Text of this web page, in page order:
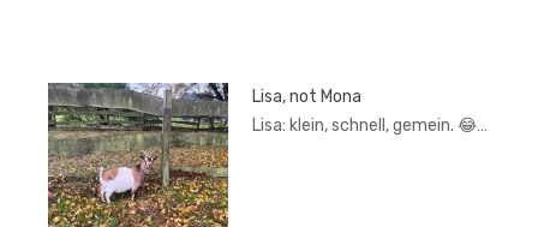
Lisa, not Mona
Lisa: klein, schnell, gemein. 😂…